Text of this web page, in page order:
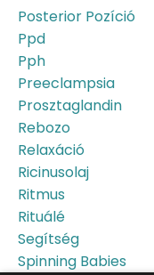
Posterior Pozíció
Ppd
Pph
Preeclampsia
Prosztaglandin
Rebozo
Relaxáció
Ricinusolaj
Ritmus
Rituálé
Segítség
Spinning Babies